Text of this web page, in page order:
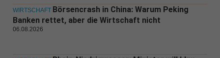
WIRTSCHAFT Börsencrash in China: Warum Peking
Banken rettet, aber die Wirtschaft nicht
06.08.2026